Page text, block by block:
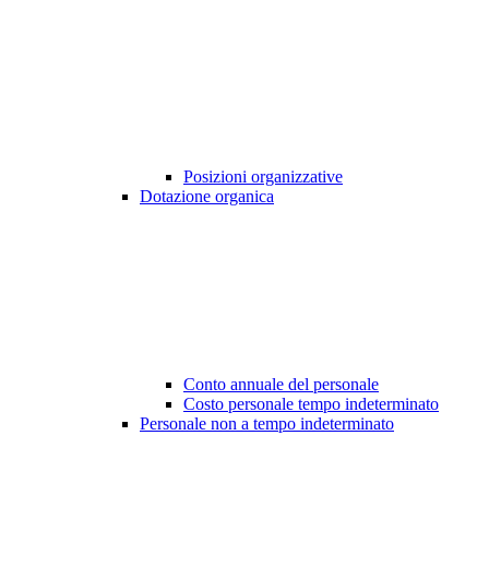
Posizioni organizzative
Dotazione organica
Conto annuale del personale
Costo personale tempo indeterminato
Personale non a tempo indeterminato